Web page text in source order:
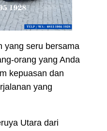
yang seru bersama
orang yang Anda
kepuasan dan
yang
Utara dari